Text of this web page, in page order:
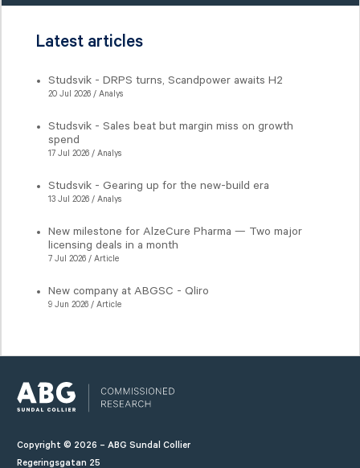
Latest articles
Studsvik - DRPS turns, Scandpower awaits H2
20 Jul 2026 / Analys
Studsvik - Sales beat but margin miss on growth
spend
17 Jul 2026 / Analys
Studsvik - Gearing up for the new-build era
13 Jul 2026 / Analys
New milestone for AlzeCure Pharma — Two major
licensing deals in a month
7 Jul 2026 / Article
New company at ABGSC - Qliro
9 Jun 2026 / Article
Copyright © 2026 – ABG Sundal Collier
Regeringsgatan 25